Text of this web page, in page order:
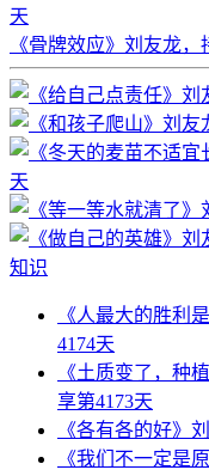
天
《骨牌效应》刘友龙
知识
《人最大的胜利
4174天
《土质变了，种
享第4173天
《各有各的好》
《我们不一定是